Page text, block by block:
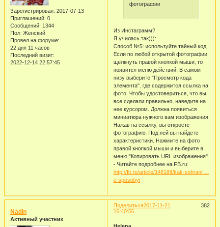
Зарегистрирован: 2017-07-13
Приглашений: 0
Сообщений: 1344
Пол: Женский
Провел на форуме:
22 дня 11 часов
Последний визит:
2022-12-14 22:57:45
фотографии
Из Инстаграмм?
Я училась так))):
Способ №5: используйте тайный код
Если по любой открытой фотографии
щелкнуть правой кнопкой мыши, то
появится меню действий. В самом
низу выберите "Просмотр кода
элемента", где содержится ссылка на
фото. Чтобы удостовериться, что вы
все сделали правильно, наведите на
нее курсором. Должна появиться
миниатюра нужного вам изображения.
Нажав на ссылку, вы откроете
фотографию. Под ней вы найдете
характеристики. Нажмите на фото
правой кнопкой мыши и выберите в
меню "Копировать URL изображения".
- Читайте подробнее на FB.ru:
http://fb.ru/article/148188/kak-sohrani …
e-sposobyi
Поделиться 382
2017-11-21
16:40:56
Nadin
Активный участник